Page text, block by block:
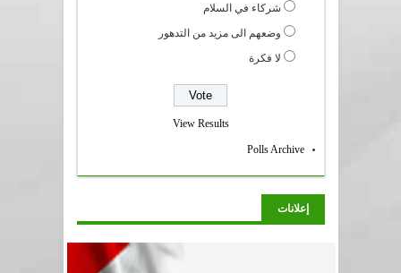
شركاء في السلام
وضعهم الى مزيد من التدهور
لا فكرة
View Results
Polls Archive
إعلانات